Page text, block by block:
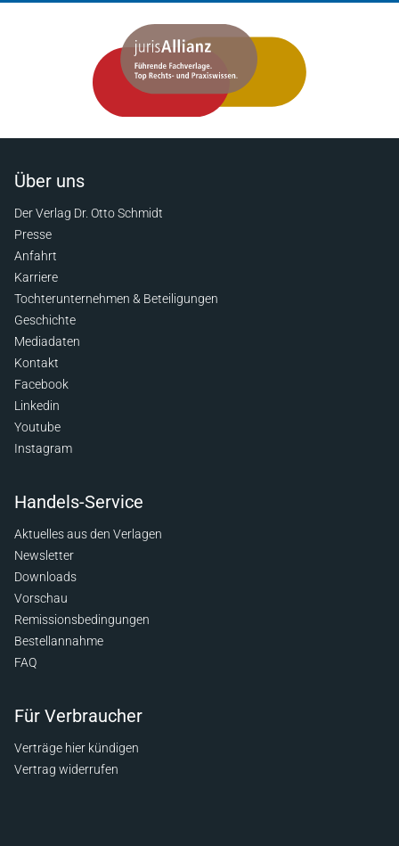
Über uns
Der Verlag Dr. Otto Schmidt
Presse
Anfahrt
Karriere
Tochterunternehmen & Beteiligungen
Geschichte
Mediadaten
Kontakt
Facebook
Linkedin
Youtube
Instagram
Handels-Service
Aktuelles aus den Verlagen
Newsletter
Downloads
Vorschau
Remissionsbedingungen
Bestellannahme
FAQ
Für Verbraucher
Verträge hier kündigen
Vertrag widerrufen